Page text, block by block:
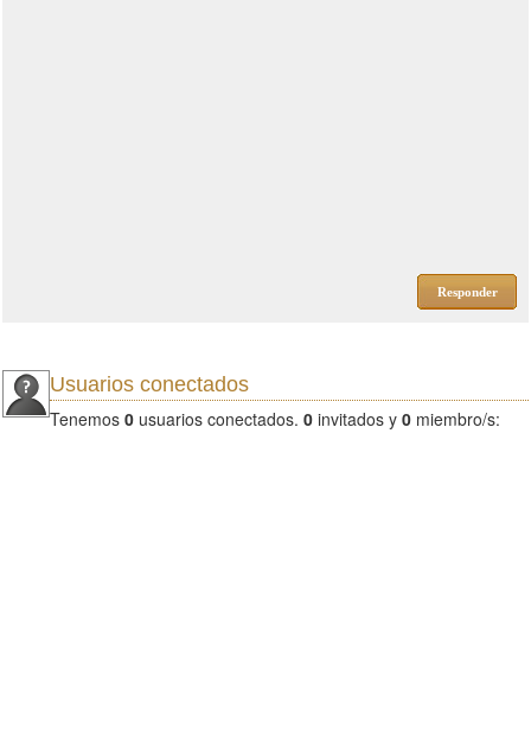
Responder
Usuarios conectados
Tenemos 0 usuarios conectados. 0 invitados y 0 miembro/s: